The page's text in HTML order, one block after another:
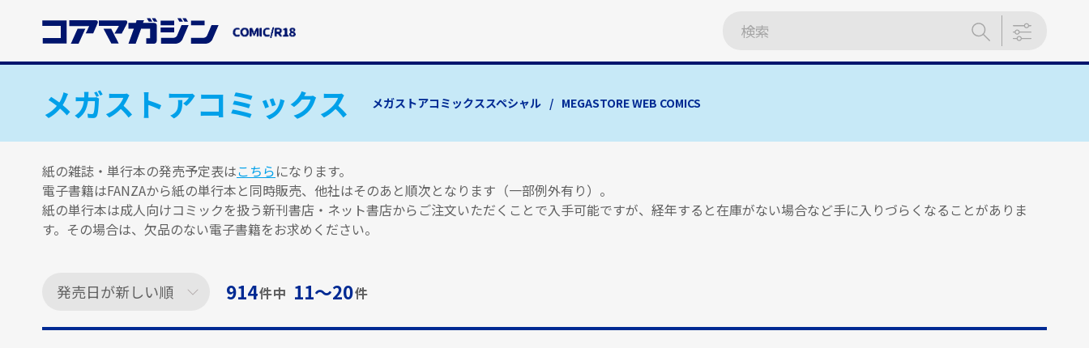
コ
ツ
メガストアコミックス メガストアコミックススペシャル MEGASTORE WEB COMICS
紙の雑誌・単行本の発売予定表はこちらになります。
電子書籍はFANZAから紙の単行本と同時販売、他社はそのあと順次となります（一部例外有り）。
紙の単行本は成人向けコミックを扱う新刊書店・ネット書店からご注文いただくことで入手可能ですが、経年すると在庫がない場合など手に入りづらくなることがありま
す。その場合は、欠品のない電子書籍をお求めください。
914件中 11〜20件